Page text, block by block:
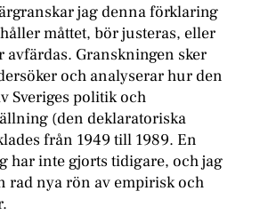
jag denna förklaring
måttet, bör justeras, eller
avfärdas. Granskningen sker
och analyserar hur den
Sveriges politik och
(den deklaratoriska
från 1949 till 1989. En
har inte gjorts tidigare, och jag
rad nya rön av empirisk och